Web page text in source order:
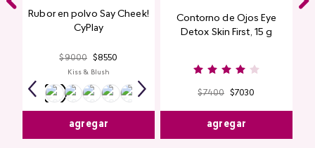
Rubor en polvo Say Cheek!
CyPlay
$9000 $8550
Kiss & Blush
agregar
Contorno de Ojos Eye
Detox Skin First, 15 g
$7400 $7030
agregar